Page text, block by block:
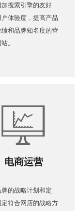
加搜索引擎的友好
户体验度，提高产品
绩和品牌知名度的营
。
电商运营
的战略计划和定
定符合网店的战略方